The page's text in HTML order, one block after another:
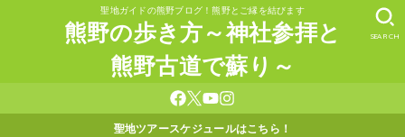
聖地ガイドの熊野ブログ！熊野とご縁を結びます
熊野の歩き方～神社参拝と
熊野古道で蘇り～
SEARCH
聖地ツアースケジュールはこちら！